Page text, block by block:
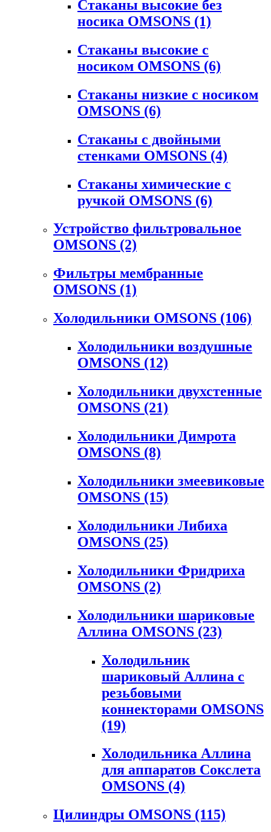
Стаканы высокие без
носика OMSONS (1)
Стаканы высокие с
носиком OMSONS (6)
Стаканы низкие с носиком
OMSONS (6)
Стаканы с двойными
стенками OMSONS (4)
Стаканы химические с
ручкой OMSONS (6)
Устройство фильтровальное
OMSONS (2)
Фильтры мембранные
OMSONS (1)
Холодильники OMSONS (106)
Холодильники воздушные
OMSONS (12)
Холодильники двухстенные
OMSONS (21)
Холодильники Димрота
OMSONS (8)
Холодильники змеевиковые
OMSONS (15)
Холодильники Либиха
OMSONS (25)
Холодильники Фридриха
OMSONS (2)
Холодильники шариковые
Аллина OMSONS (23)
Холодильник
шариковый Аллина с
резьбовыми
коннекторами OMSONS
(19)
Холодильника Аллина
для аппаратов Сокслета
OMSONS (4)
Цилиндры OMSONS (115)